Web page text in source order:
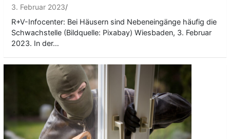
3. Februar 2023
R+V-Infocenter: Bei Häusern sind Nebeneingänge häufig die
Schwachstelle (Bildquelle: Pixabay) Wiesbaden, 3. Februar
2023. In der…